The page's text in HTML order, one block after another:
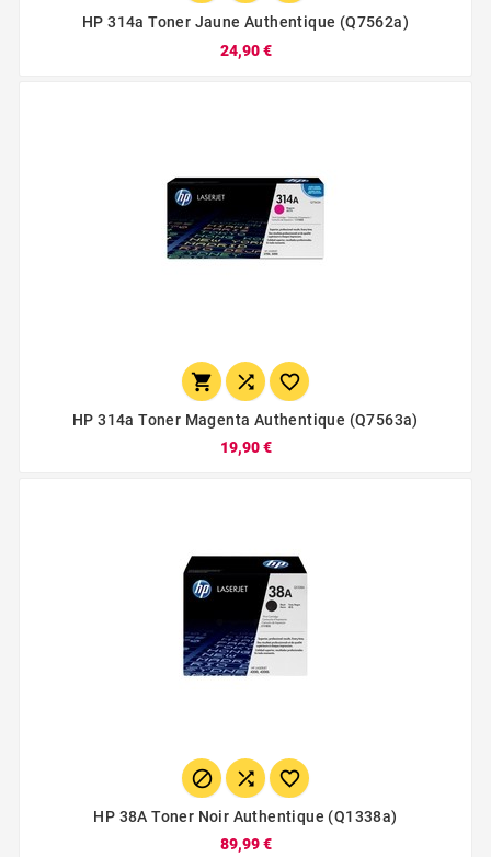
HP 314a Toner Jaune Authentique (q7562a)
24,90 €
  
HP 314a Toner Magenta Authentique (q7563a)
19,90 €
  
HP 38A Toner Noir Authentique (q1338a)
89,99 €